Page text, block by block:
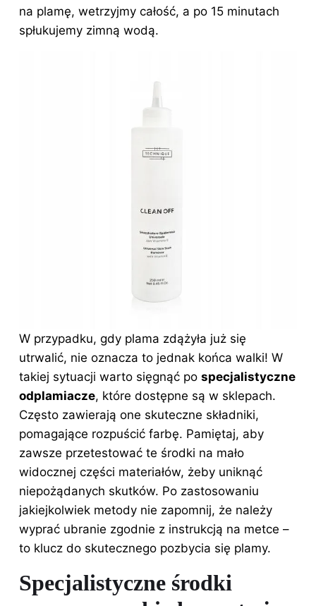
na plamę, wetrzyjmy całość, a po 15 minutach
spłukujemy zimną wodą.
W przypadku, gdy plama zdążyła już się
utrwalić, nie oznacza to jednak końca walki! W
takiej sytuacji warto sięgnąć po specjalistyczne
odplamiacze, które dostępne są w sklepach.
Często zawierają one skuteczne składniki,
pomagające rozpuścić farbę. Pamiętaj, aby
zawsze przetestować te środki na mało
widocznej części materiałów, żeby uniknąć
niepożądanych skutków. Po zastosowaniu
jakiejkolwiek metody nie zapomnij, że należy
wyprać ubranie zgodnie z instrukcją na metce –
to klucz do skutecznego pozbycia się plamy.
Specjalistyczne środki